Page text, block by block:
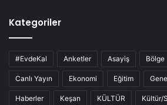
Kategoriler
#EvdeKal Anketler Asayiş Bölge
Canlı Yayın Ekonomi Eğitim
Haberler Keşan KÜLTÜR Kültür/